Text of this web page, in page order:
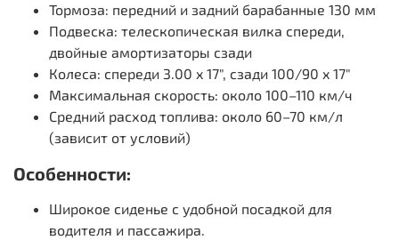
Тормоза: передний и задний барабанные 130 мм
Подвеска: телескопическая вилка спереди,
двойные амортизаторы сзади
Колеса: спереди 3.00 x 17", сзади 100/90 x 17"
Максимальная скорость: около 100–110 км/ч
Средний расход топлива: около 60–70 км/л
(зависит от условий)
Особенности:
Широкое сиденье с удобной посадкой для
водителя и пассажира.